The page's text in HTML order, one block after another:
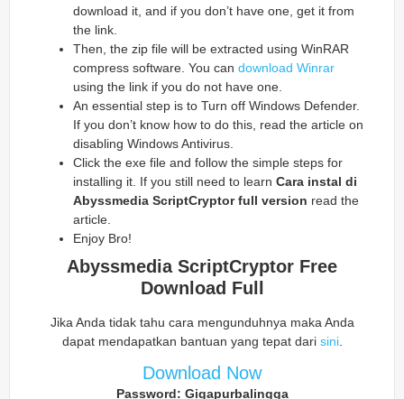
download it, and if you don’t have one, get it from
the link.
Then, the zip file will be extracted using WinRAR
compress software. You can download Winrar
using the link if you do not have one.
An essential step is to Turn off Windows Defender.
If you don’t know how to do this, read the article on
disabling Windows Antivirus.
Click the exe file and follow the simple steps for
installing it. If you still need to learn Cara instal di
Abyssmedia ScriptCryptor full version read the
article.
Enjoy Bro!
Abyssmedia ScriptCryptor Free
Download Full
Jika Anda tidak tahu cara mengunduhnya maka Anda
dapat mendapatkan bantuan yang tepat dari sini.
Download Now
Password: Gigapurbalingga